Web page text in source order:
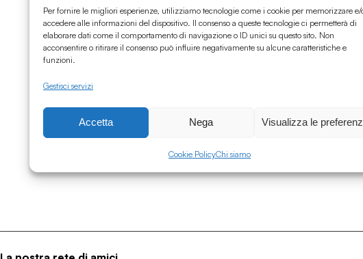
Per fornire le migliori esperienze, utilizziamo tecnologie come i cookie per memorizzare e/
accedere alle informazioni del dispositivo. Il consenso a queste tecnologie ci permetterà di
elaborare dati come il comportamento di navigazione o ID unici su questo sito. Non
acconsentire o ritirare il consenso può influire negativamente su alcune caratteristiche e
funzioni.
Gestisci servizi
Accetta Nega Visualizza le
Cookie PolicyChi siamo